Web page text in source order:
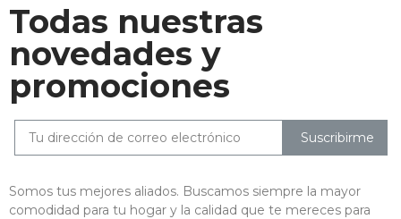
Todas nuestras
novedades y
promociones
Suscribirme
Somos tus mejores aliados. Buscamos siempre la mayor
comodidad para tu hogar y la calidad que te mereces para